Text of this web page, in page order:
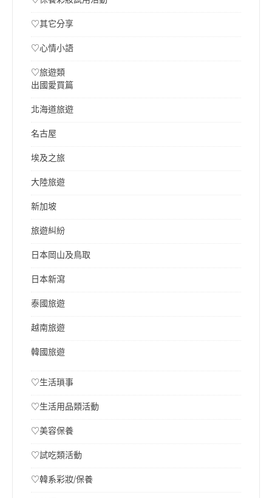
♡其它分享
♡心情小語
♡旅遊類
出國愛買篇
北海道旅遊
名古屋
埃及之旅
大陸旅遊
新加坡
旅遊糾紛
日本岡山及鳥取
日本新瀉
泰國旅遊
越南旅遊
韓國旅遊
♡生活瑣事
♡生活用品類活動
♡美容保養
♡試吃類活動
♡韓系彩妝/保養